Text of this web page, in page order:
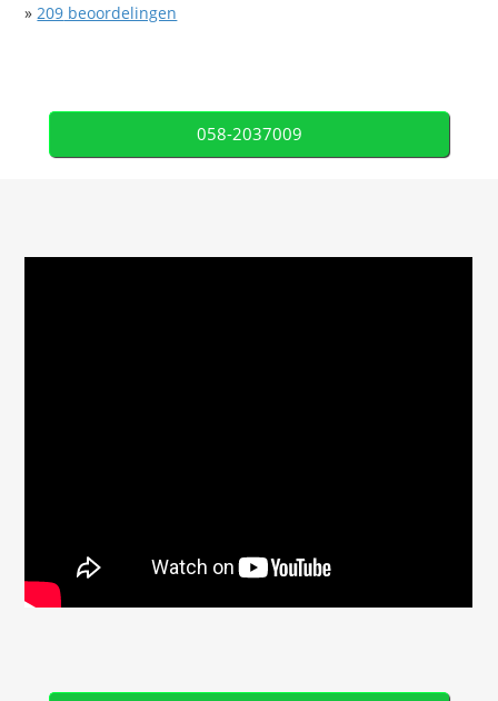
» 209 beoordelingen
058-2037009